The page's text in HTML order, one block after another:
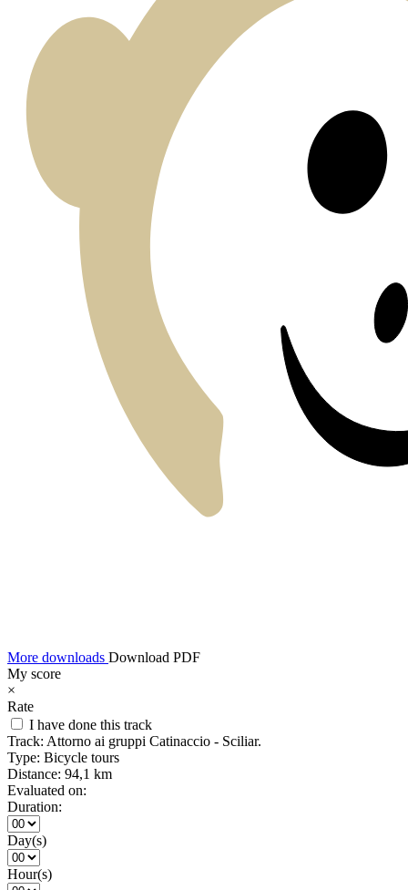
More downloads Download PDF
My score
×
Rate
I have done this track
Track: Attorno ai gruppi Catinaccio - Sciliar.
Type: Bicycle tours
Distance: 94,1 km
Evaluated on:
Duration:
Day(s)
Hour(s)